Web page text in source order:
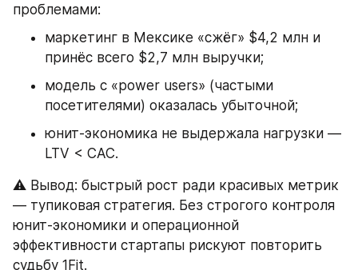
проблемами:
маркетинг в Мексике «сжёг» $4,2 млн и
принёс всего $2,7 млн выручки;
модель с «power users» (частыми
посетителями) оказалась убыточной;
юнит-экономика не выдержала нагрузки —
LTV < CAC.
⚠️ Вывод: быстрый рост ради красивых метрик
— тупиковая стратегия. Без строгого контроля
юнит-экономики и операционной
эффективности стартапы рискуют повторить
судьбу 1Fit.